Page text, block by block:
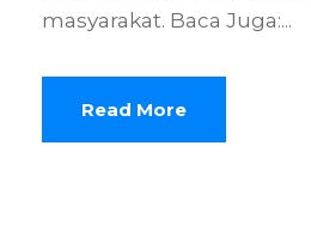
masyarakat. Baca Juga:...
Read More